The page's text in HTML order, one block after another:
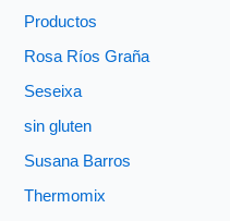
Productos
Rosa Ríos Graña
Seseixa
sin gluten
Susana Barros
Thermomix